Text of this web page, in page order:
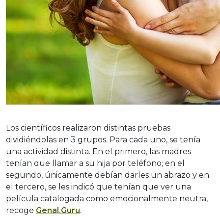
Los científicos realizaron distintas pruebas
dividiéndolas en 3 grupos. Para cada uno, se tenía
una actividad distinta. En el primero, las madres
tenían que llamar a su hija por teléfono; en el
segundo, únicamente debían darles un abrazo y en
el tercero, se les indicó que tenían que ver una
película catalogada como emocionalmente neutra,
recoge Genal.Guru.